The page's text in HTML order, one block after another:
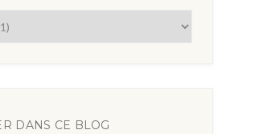
DANS CE BLOG